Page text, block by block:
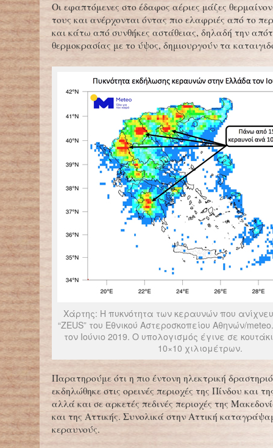
Οι εφαπτόμενες στο έδαφος αέριες μάζες
τους και ανέρχονται όντας πιο ελαφριές από το
και κάτω από συνθήκες αστάθειας, δηλαδή την
θερμοκρασίας με το ύψος, δημιουργούν τα
Χάρτης: Η πυκνότητα των κεραυνών που
“ZEUS” του Εθνικού Αστεροσκοπείου Αθηνών/
τον Ιούνιο 2019. Ο υπολογισμός έγινε σε
10×10 χιλιομέτρων.
Παρατηρούμε ότι η πιο έντονη ηλεκτρική
εκδηλώθηκε στις ορεινές περιοχές της Πίνδου και
αλλά και σε αρκετές πεδινές περιοχές της
και της Αττικής. Συνολικά στην Αττική
κεραυνούς.